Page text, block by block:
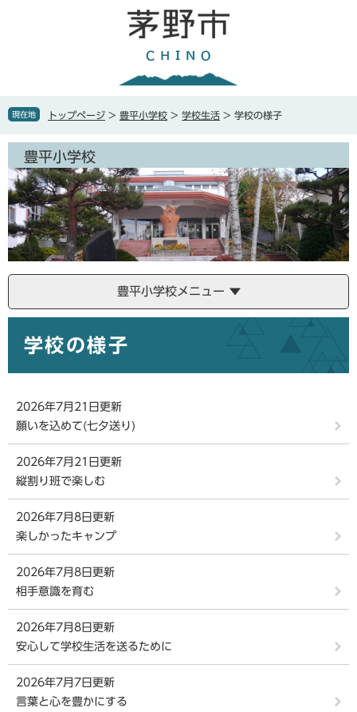
で
。
ば
て
文
へ
現在地 トップページ > 豊平小学校 > 学校生活 > 学校の様子
豊平小学校
豊平小学校メニュー
学校の様子
2026年7月21日更新
願いを込めて(七夕送り)
2026年7月21日更新
縦割り班で楽しむ
2026年7月8日更新
楽しかったキャンプ
2026年7月8日更新
相手意識を育む
2026年7月8日更新
安心して学校生活を送るために
2026年7月7日更新
言葉と心を豊かにする